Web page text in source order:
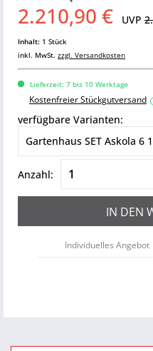
2.210,90 € UVP
Inhalt: 1 Stück
inkl. MwSt. zzgl. Versandkosten
Lieferzeit: 7 bis 10 Werktage
Kostenfreier Stückgutversand
verfügbare Varianten:
Anzahl:
IN DEN
Individuelles Angebot